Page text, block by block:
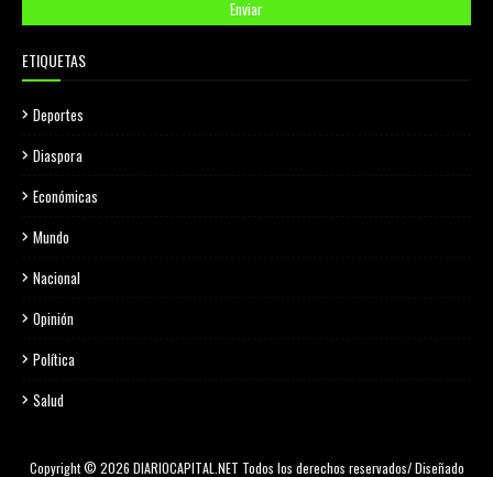
ETIQUETAS
Deportes
Diaspora
Económicas
Mundo
Nacional
Opinión
Política
Salud
Copyright © 2026 DIARIOCAPITAL.NET Todos los derechos reservados/ Diseñado